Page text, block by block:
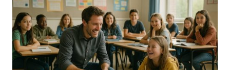
AULA
AL
PROFE.